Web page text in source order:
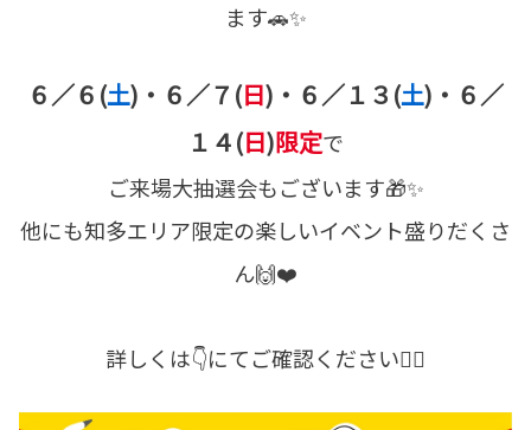
ます🚗✨
６／６(土)・６／７(日)・６／１３(土)・６／
１４(日)限定で
ご来場大抽選会もございます🎁✨
他にも知多エリア限定の楽しいイベント盛りだくさ
ん🙌❤️
詳しくは👇にてご確認ください🙋‍♀️